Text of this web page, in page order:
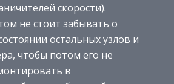
скорости).
не стоит забывать о
остальных узлов и
чтобы потом его не
в